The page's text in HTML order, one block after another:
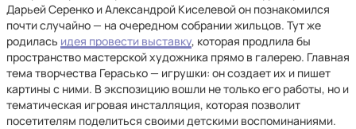
Дарьей Серенко и Александрой Киселевой он познакомился
почти случайно — на очередном собрании жильцов. Тут же
родилась идея провести выставку, которая продлила бы
пространство мастерской художника прямо в галерею. Главная
тема творчества Герасько — игрушки: он создает их и пишет
картины с ними. В экспозицию вошли не только его работы, но и
тематическая игровая инсталляция, которая позволит
посетителям поделиться своими детскими воспоминаниями.